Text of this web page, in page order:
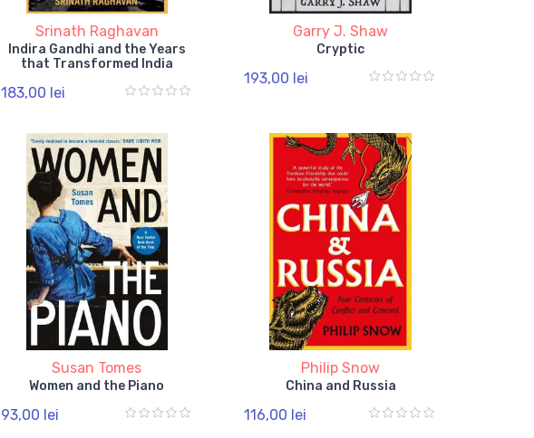
Srinath Raghavan
Indira Gandhi and the Years
that Transformed India
183,00 lei
Garry J. Shaw
Cryptic
193,00 lei
Susan Tomes
Women and the Piano
93,00 lei
Philip Snow
China and Russia
116,00 lei